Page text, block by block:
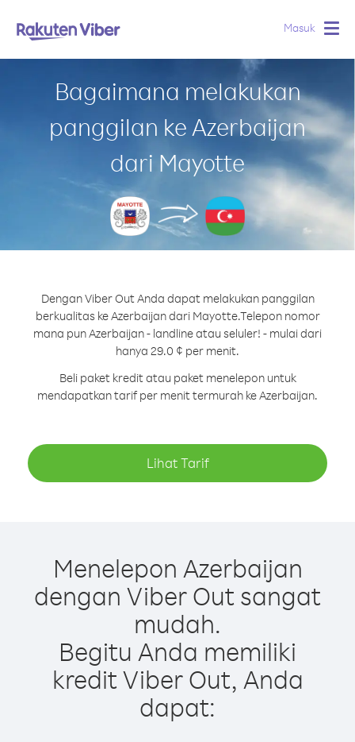
Masuk
Bagaimana melakukan
panggilan ke Azerbaijan
dari Mayotte
Dengan Viber Out Anda dapat melakukan panggilan
berkualitas ke Azerbaijan dari Mayotte.Telepon nomor
mana pun Azerbaijan - landline atau seluler! - mulai dari
hanya 29.0 ¢ per menit.
Beli paket kredit atau paket menelepon untuk
mendapatkan tarif per menit termurah ke Azerbaijan.
Lihat Tarif
Menelepon Azerbaijan
dengan Viber Out sangat
mudah.
Begitu Anda memiliki
kredit Viber Out, Anda
dapat: